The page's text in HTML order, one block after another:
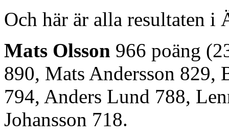
Och här är alla resultaten i
Mats Olsson 966 poäng
890, Mats Andersson
794, Anders Lund 788,
Johansson 718.